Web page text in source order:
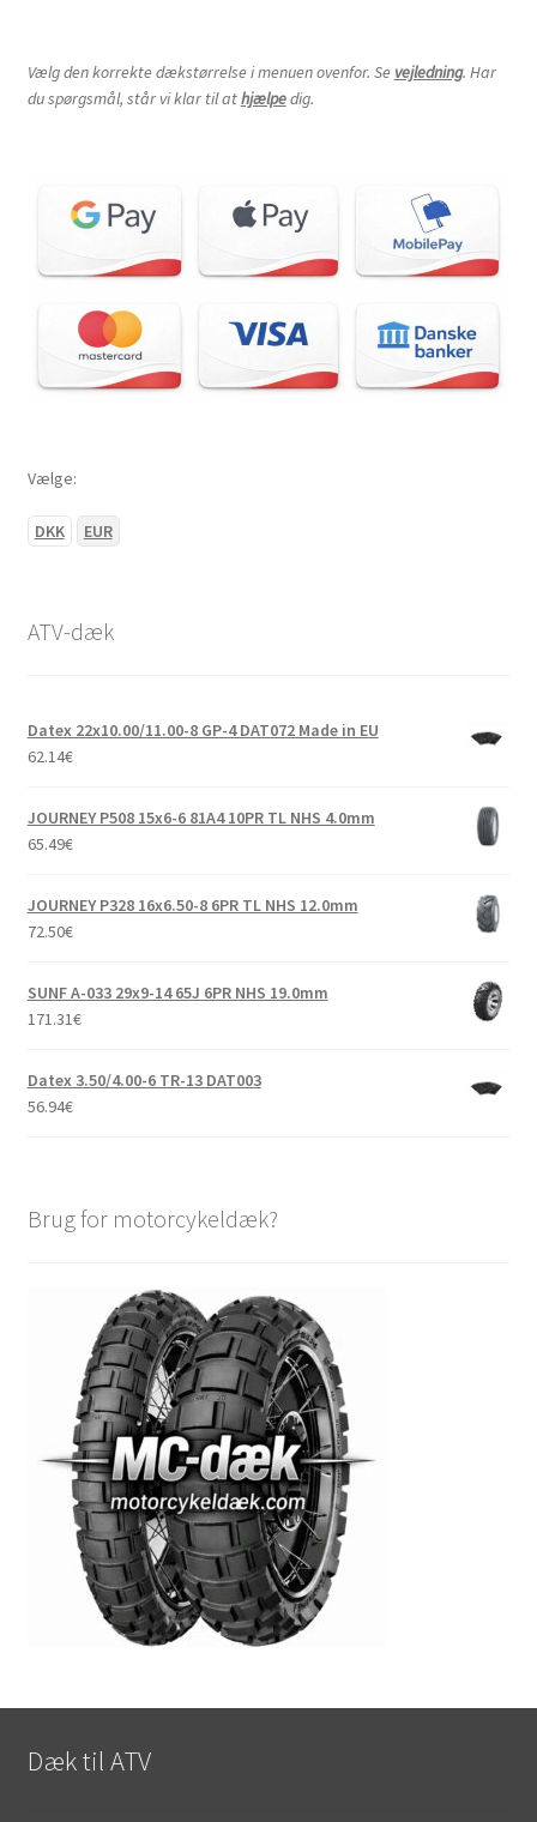
Vælg den korrekte dækstørrelse i menuen ovenfor. Se vejledning. Har
du spørgsmål, står vi klar til athjælpedig.
Vælge:
DKK EUR
ATV-dæk
Datex 22x10.00/11.00-8 GP-4 DAT072 Made in EU
62.14€
JOURNEY P508 15x6-6 81A4 10PR TL NHS 4.0mm
65.49€
JOURNEY P328 16x6.50-8 6PR TL NHS 12.0mm
72.50€
SUNF A-033 29x9-14 65J 6PR NHS 19.0mm
171.31€
Datex 3.50/4.00-6 TR-13 DAT003
56.94€
Brug for motorcykeldæk?
Dæk til ATV